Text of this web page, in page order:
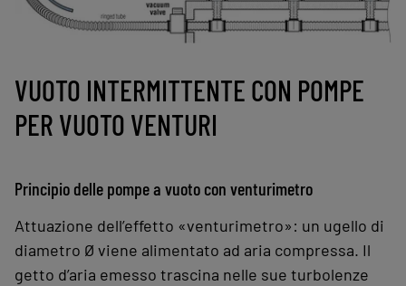
VUOTO INTERMITTENTE CON POMPE
PER VUOTO VENTURI
Principio delle pompe a vuoto con venturimetro
Attuazione dell’effetto «venturimetro»: un ugello di
diametro Ø viene alimentato ad aria compressa. Il
getto d’aria emesso trascina nelle sue turbolenze